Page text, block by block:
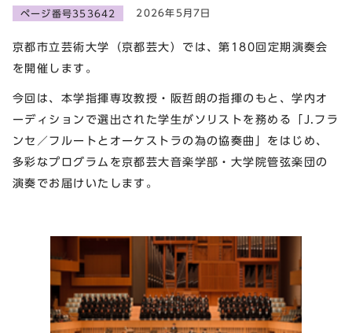
ページ番号353642 2026年5月7日
京都市立芸術大学（京都芸大）では、第180回定期演奏会
を開催します。
今回は、本学指揮専攻教授・阪哲朗の指揮のもと、学内オ
ーディションで選出された学生がソリストを務める「J.フラ
ンセ／フルートとオーケストラの為の協奏曲」をはじめ、
多彩なプログラムを京都芸大音楽学部・大学院管弦楽団の
演奏でお届けいたします。